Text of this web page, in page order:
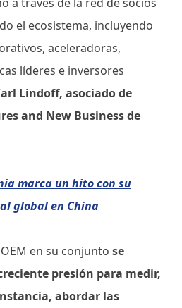
el ecosistema, incluyendo
aceleradoras,
líderes e inversores
Lindoff, asociado de
and New Business de
marca un hito con su
global en China
en su conjunto se
presión para medir,
abordar las